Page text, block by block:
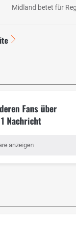
Midland betet für
Fans über
Nachricht
anzeigen